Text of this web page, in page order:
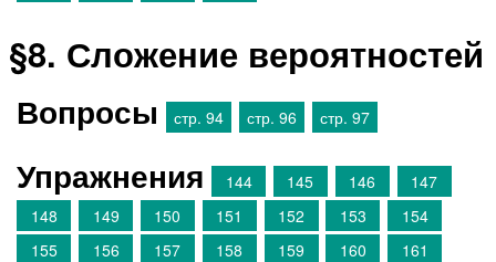
§8. Сложение вероятностей
Вопросы стр. 94 стр. 96 стр. 97
Упражнения 144 145 146
147
148
149 150 151 152 153
154
155
156 157 158 159 160 161